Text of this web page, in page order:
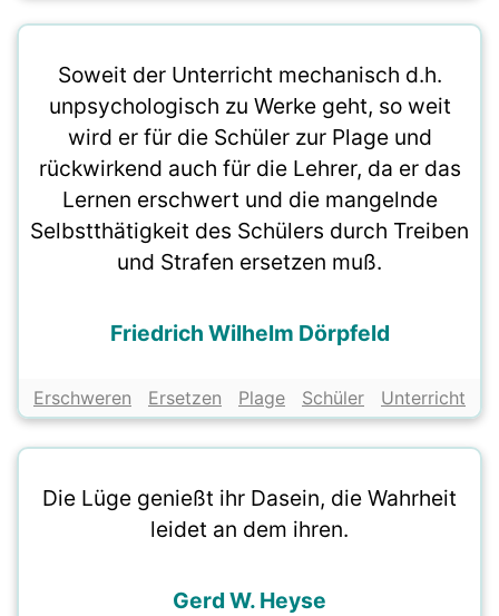
Soweit der Unterricht mechanisch d.h.
unpsychologisch zu Werke geht, so weit
wird er für die Schüler zur Plage und
rückwirkend auch für die Lehrer, da er das
Lernen erschwert und die mangelnde
Selbstthätigkeit des Schülers durch Treiben
und Strafen ersetzen muß.
Friedrich Wilhelm Dörpfeld
Erschweren Ersetzen Plage Schüler Unterricht
Die Lüge genießt ihr Dasein, die Wahrheit
leidet an dem ihren.
Gerd W. Heyse